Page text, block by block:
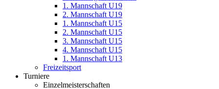
1. Mannschaft U19
2. Mannschaft U19
1. Mannschaft U15
2. Mannschaft U15
3. Mannschaft U15
4. Mannschaft U15
1. Mannschaft U13
Freizeitsport
Turniere
Einzelmeisterschaften